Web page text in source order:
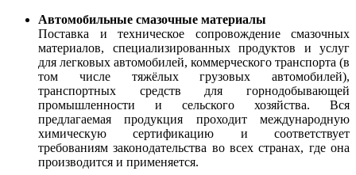
Автомобильные смазочные материалы
Поставка и техническое сопровождение смазочных
материалов, специализированных продуктов и услуг
для легковых автомобилей, коммерческого транспорта (в
том числе тяжёлых грузовых автомобилей),
транспортных средств для горнодобывающей
промышленности и сельского хозяйства. Вся
предлагаемая продукция проходит международную
химическую сертификацию и соответствует
требованиям законодательства во всех странах, где она
производится и применяется.